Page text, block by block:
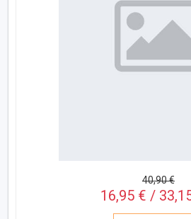
40,90 €
16,95 € /